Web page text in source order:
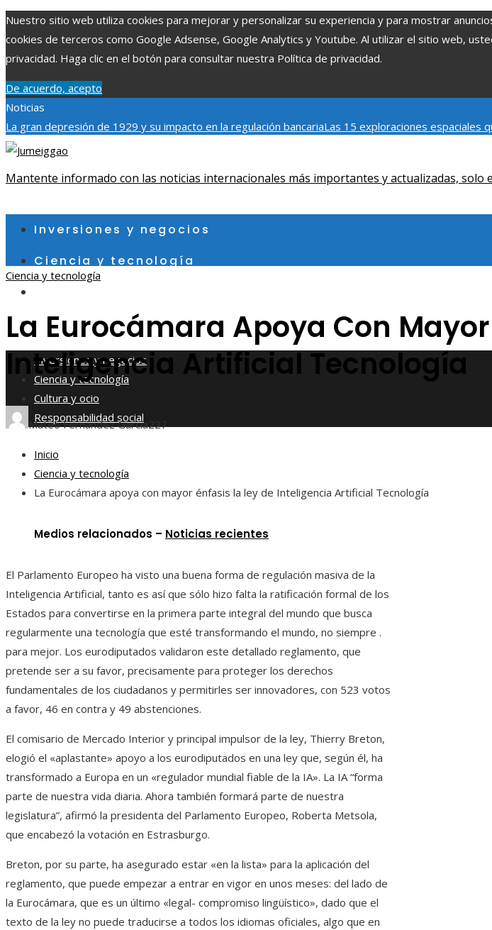
Nuestro sitio web utiliza cookies para mejorar y personalizar su experiencia y para mostrar
cookies de terceros como Google Adsense, Google Analytics y Youtube. Al utilizar el sitio web,
privacidad. Haga clic en el botón para consultar nuestra Política de privacidad.
De acuerdo, acepto
Noticias
La gran depresión de 1929 y su impacto en la regulación bancariaLas 15 exploraciones espaciales
individuales más grandes y su impacto en la ciencia y tecnología
jueves, agosto 6
Mantente informado con las noticias internacionales más importantes y actualizadas, solo
Inversiones y negocios
Ciencia y tecnología
Responsabilidad social
Inversiones y negocios
Ciencia y tecnología
Cultura y ocio
Responsabilidad social
Ciencia y tecnología
La Eurocámara Apoya Con Mayor
Inteligencia Artificial Tecnología
Mateo Fernández García227
Inicio
Ciencia y tecnología
La Eurocámara apoya con mayor énfasis la ley de Inteligencia Artificial Tecnología
Medios relacionados – Noticias recientes
El Parlamento Europeo ha visto una buena forma de regulación masiva de la
Inteligencia Artificial, tanto es así que sólo hizo falta la ratificación formal de los
Estados para convertirse en la primera parte integral del mundo que busca
regularmente una tecnología que esté transformando el mundo, no siempre .
para mejor. Los eurodiputados validaron este detallado reglamento, que
pretende ser a su favor, precisamente para proteger los derechos
fundamentales de los ciudadanos y permitirles ser innovadores, con 523 votos
a favor, 46 en contra y 49 abstenciones.
El comisario de Mercado Interior y principal impulsor de la ley, Thierry Breton,
elogió el «aplastante» apoyo a los eurodiputados en una ley que, según él, ha
transformado a Europa en un «regulador mundial fiable de la IA». La IA “forma
parte de nuestra vida diaria. Ahora también formará parte de nuestra
legislatura”, afirmó la presidenta del Parlamento Europeo, Roberta Metsola,
que encabezó la votación en Estrasburgo.
Breton, por su parte, ha asegurado estar «en la lista» para la aplicación del
reglamento, que puede empezar a entrar en vigor en unos meses: del lado de
la Eurocámara, que es un último «legal- compromiso lingüístico», dado que el
texto de la ley no puede traducirse a todos los idiomas oficiales, algo que en